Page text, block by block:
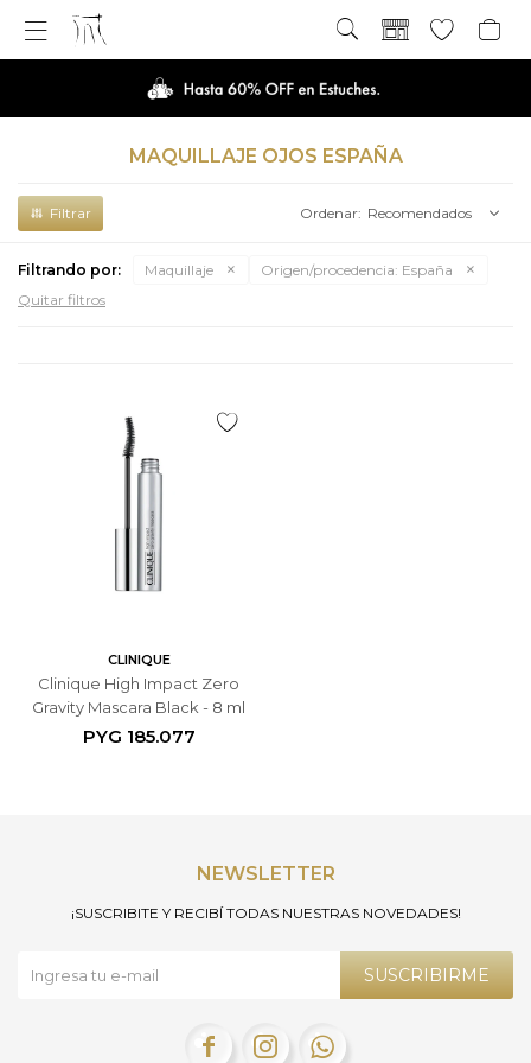

MAQUILLAJE OJOS ESPAÑA
Recomendados
Filtrando por: Maquillaje Origen/procedencia: España
Quitar filtros
CLINIQUE
Clinique High Impact Zero
Gravity Mascara Black - 8 ml
PYG 185.077
NEWSLETTER
¡SUSCRIBITE Y RECIBÍ TODAS NUESTRAS NOVEDADES!
SUSCRIBIRME
  